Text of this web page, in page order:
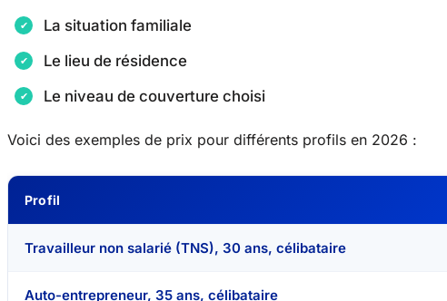
La situation familiale
Le lieu de résidence
Le niveau de couverture choisi
Voici des exemples de prix pour différents profils en 2026 :
Profil
Travailleur non salarié (TNS), 30 ans, célibataire
Auto-entrepreneur, 35 ans, célibataire